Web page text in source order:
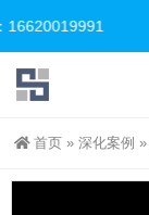
首页 » 深化案例 »